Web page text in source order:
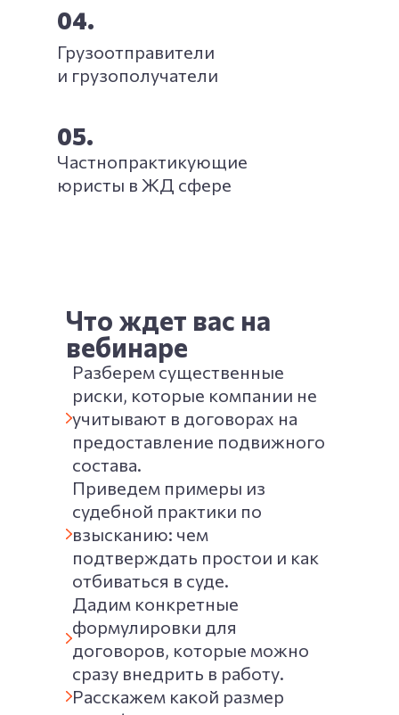
05.
Частнопрактикующие
юристы в ЖД сфере
04.
Грузоотправители
и грузополучатели
Что ждет вас на
вебинаре
Разберем существенные
риски, которые компании не
учитывают в договорах на
предоставление подвижного
состава.
Приведем примеры из
судебной практики по
взысканию: чем
подтверждать простои и как
отбиваться в суде.
Дадим конкретные
формулировки для
договоров, которые можно
сразу внедрить в работу.
Расскажем какой размер